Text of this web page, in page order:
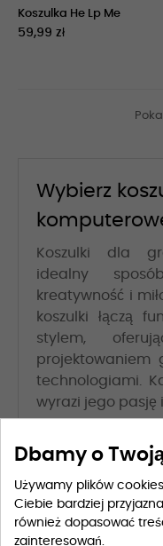
Koszulka He Lp Me
59,99 zł
Wybierz
Koszulki dla
idealny
kreatywność i
koszulki łączą
stylem,
projektowaniem
technologiami.
wyrazi jego pasję
Śmieszne
Śmieszne
to doskonały
Dbamy o
Używamy plików
Ciebie bardziej
również dopasować
zainteresowań.